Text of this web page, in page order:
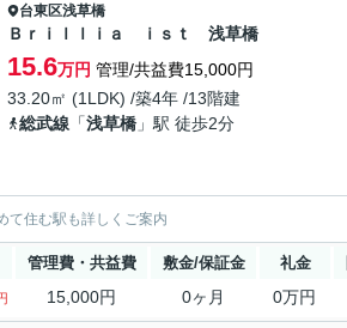
台東区浅草橋
Ｂｒｉｌｌｉａ ｉｓｔ 浅草橋
15.6万円 管理/共益費15,000円
33.20㎡ (1LDK) /築4年 /13階建
総武線 「浅草橋 」駅 徒歩2分
て住む駅も詳しくご案内
管理費・共益費 敷金/保証金 礼金
15,000円 0ヶ月 0万円